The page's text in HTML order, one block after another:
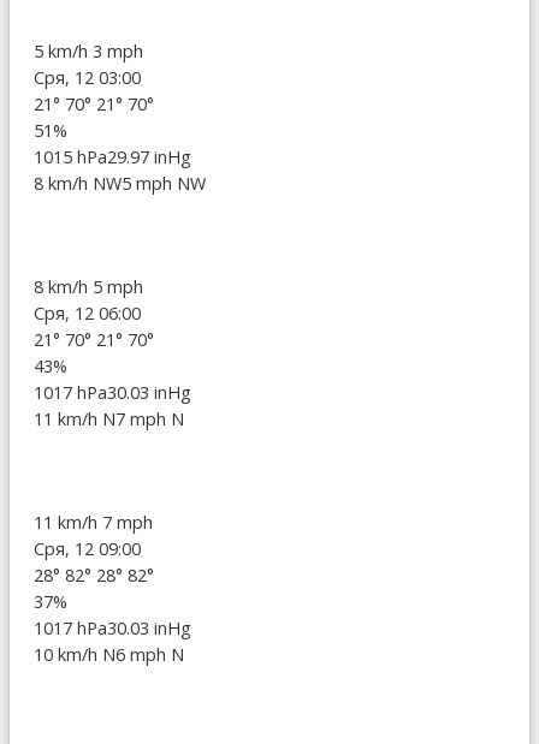
5 km/h 3 mph
Сря, 12 03:00
21° 70° 21° 70°
51%
1015 hPa29.97 inHg
8 km/h NW5 mph NW
8 km/h 5 mph
Сря, 12 06:00
21° 70° 21° 70°
43%
1017 hPa30.03 inHg
11 km/h N7 mph N
11 km/h 7 mph
Сря, 12 09:00
28° 82° 28° 82°
37%
1017 hPa30.03 inHg
10 km/h N6 mph N